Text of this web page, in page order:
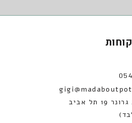
gigi@
כתובת: דב גרונר 19 תל אביב